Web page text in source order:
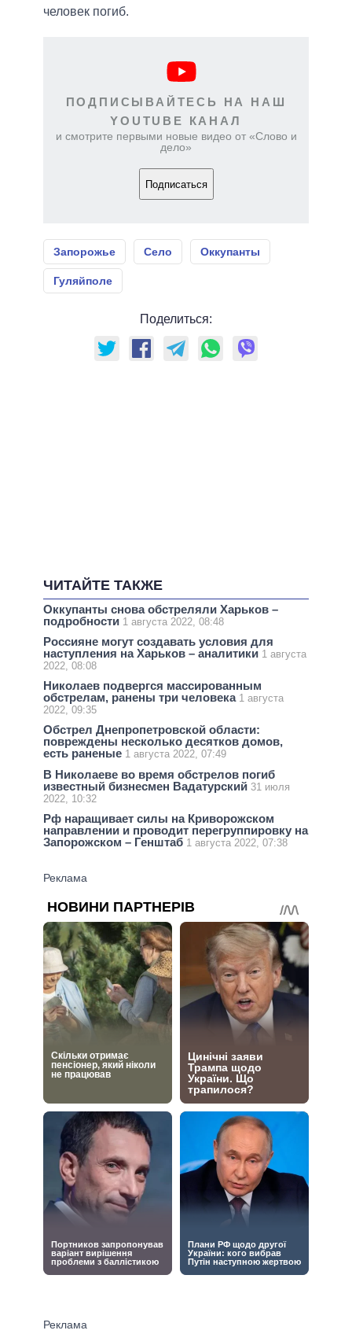
человек погиб.
ПОДПИСЫВАЙТЕСЬ НА НАШ
YOUTUBE КАНАЛ
и смотрите первыми новые видео от «Слово и
дело»
Подписаться
Запорожье Село Оккупанты
Гуляйполе
Поделиться:
ЧИТАЙТЕ ТАКЖЕ
Оккупанты снова обстреляли Харьков –
подробности 1 августа 2022, 08:48
Россияне могут создавать условия для
наступления на Харьков – аналитики 1 августа
2022, 08:08
Николаев подвергся массированным
обстрелам, ранены три человека 1 августа
2022, 09:35
Обстрел Днепропетровской области:
повреждены несколько десятков домов,
есть раненые 1 августа 2022, 07:49
В Николаеве во время обстрелов погиб
известный бизнесмен Вадатурский 31 июля
2022, 10:32
Рф наращивает силы на Криворожском
направлении и проводит перегруппировку на
Запорожском – Генштаб 1 августа 2022, 07:38